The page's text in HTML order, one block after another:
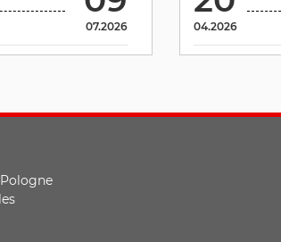
07.2026 04.2026